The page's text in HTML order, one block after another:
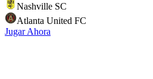
Nashville SC
Atlanta United FC
Jugar Ahora